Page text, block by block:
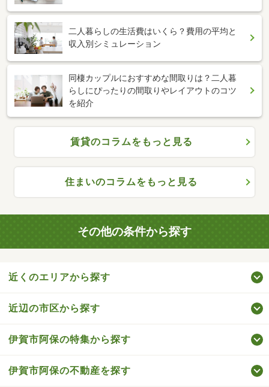
二人暮らしの生活費はいくら？費用の平均と
収入別シミュレーション
同棲カップルにおすすめな間取りは？二人暮
らしにぴったりの間取りやレイアウトのコツ
を紹介
賃貸のコラムをもっと見る
住まいのコラムをもっと見る
その他の条件から探す
近くのエリアから探す
近辺の市区から探す
伊賀市阿保の特集から探す
伊賀市阿保の不動産を探す